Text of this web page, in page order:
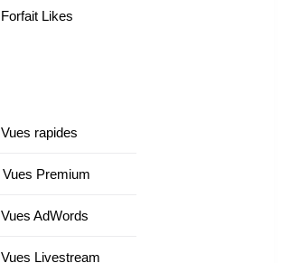
Forfait Likes
Vues rapides
Vues Premium
Vues AdWords
Vues Livestream